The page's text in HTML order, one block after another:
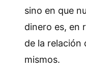
sino en que
dinero es, en
de la relación
mismos.